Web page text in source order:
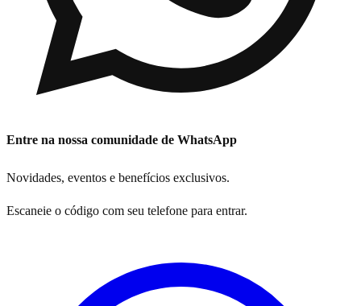
Entre na nossa comunidade de WhatsApp
Novidades, eventos e benefícios exclusivos.
Escaneie o código com seu telefone para entrar.